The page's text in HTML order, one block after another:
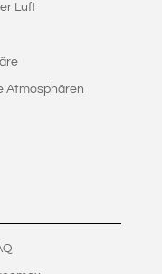
Luft
Atmosphären